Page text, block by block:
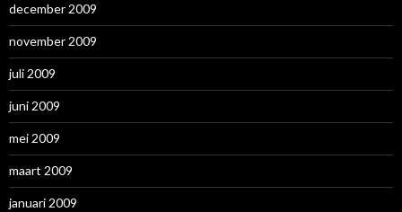
december 2009
november 2009
juli 2009
juni 2009
mei 2009
maart 2009
januari 2009